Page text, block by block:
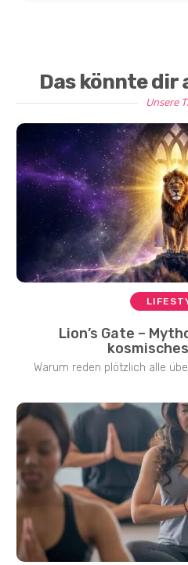
Das könnte dir
Unsere
Lion’s Gate –
Warum reden plötzlich alle